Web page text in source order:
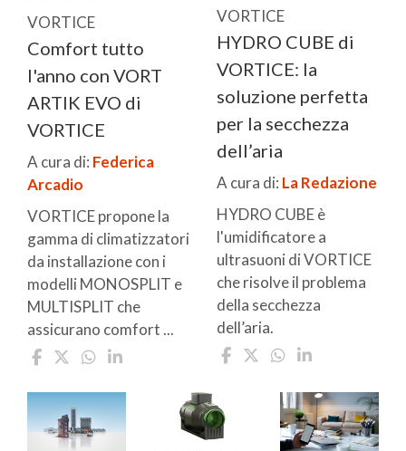
VORTICE
Comfort tutto
l'anno con VORT
ARTIK EVO di
VORTICE
A cura di: Federica
Arcadio
VORTICE propone la
gamma di climatizzatori
da installazione con i
modelli MONOSPLIT e
MULTISPLIT che
assicurano comfort ...
VORTICE
HYDRO CUBE di
VORTICE: la
soluzione perfetta
per la secchezza
dell’aria
A cura di: La Redazione
HYDRO CUBE è
l'umidificatore a
ultrasuoni di VORTICE
che risolve il problema
della secchezza
dell’aria.